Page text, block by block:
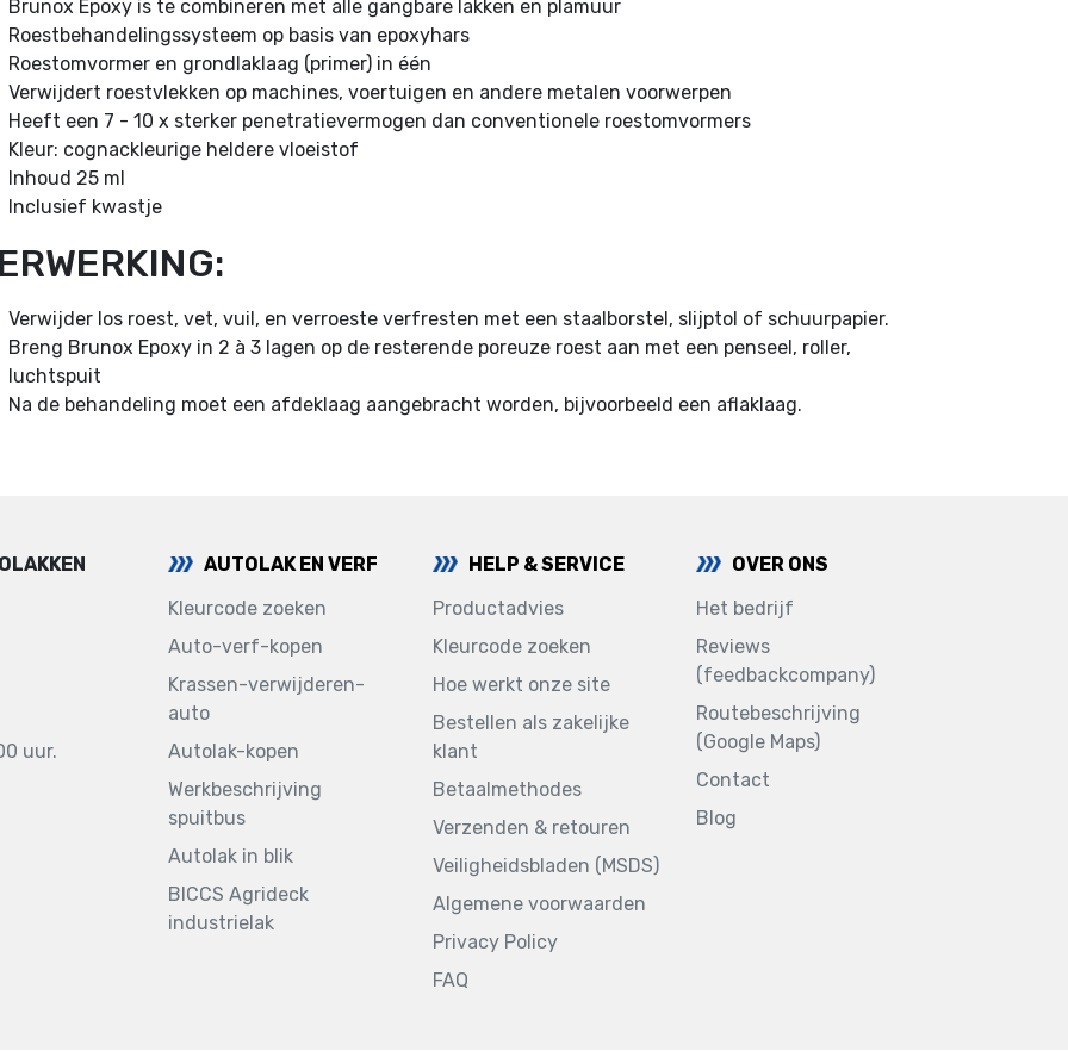
Brunox Epoxy is te combineren met alle gangbare lakken en plamuur
Roestbehandelingssysteem op basis van epoxyhars
Roestomvormer en grondlaklaag (primer) in één
Verwijdert roestvlekken op machines, voertuigen en andere metalen voorwerpen
Heeft een 7 - 10 x sterker penetratievermogen dan conventionele roestomvormers
Kleur: cognackleurige heldere vloeistof
Inhoud 25 ml
Inclusief kwastje
Verwijder los roest, vet, vuil, en verroeste verfresten met een staalborstel, slijptol of schuurpapier.
Breng Brunox Epoxy in 2 à 3 lagen op de resterende poreuze roest aan met een penseel, roller,
luchtspuit
Na de behandeling moet een afdeklaag aangebracht worden, bijvoorbeeld een aflaklaag.
uur.
AUTOLAK EN VERF
Kleurcode zoeken
Auto-verf-kopen
Krassen-verwijderen-
auto
Autolak-kopen
Werkbeschrijving
spuitbus
Autolak in blik
BICCS Agrideck
industrielak
HELP & SERVICE
Productadvies
Kleurcode zoeken
Hoe werkt onze site
Bestellen als zakelijke
klant
Betaalmethodes
Verzenden & retouren
Veiligheidsbladen (MSDS)
Algemene voorwaarden
Privacy Policy
FAQ
OVER ONS
Het bedrijf
Reviews
(feedbackcompany)
Routebeschrijving
(Google Maps)
Contact
Blog